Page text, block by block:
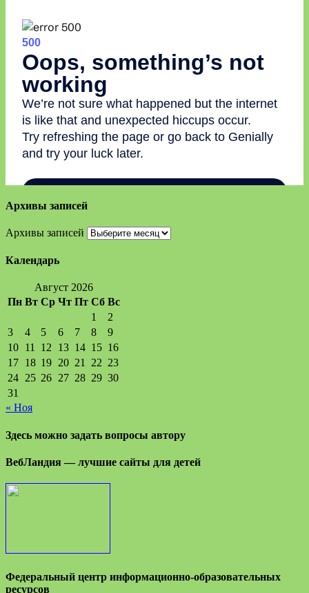
Архивы записей
Архивы записей
Календарь
Август 2026
Пн Вт Ср Чт Пт Сб Вс
1
2
3
4 5 6 7 8
9
10 11 12 13 14 15 16
17 18 19 20 21 22 23
24 25 26 27 28 29 30
31
« Ноя
Здесь можно задать вопросы автору
ВебЛандия — лучшие сайты для детей
Федеральный центр информационно-образовательных
ресурсов